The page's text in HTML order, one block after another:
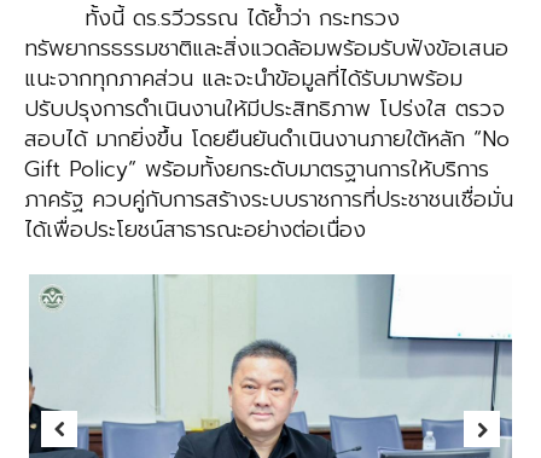
ทั้งนี้ ดร.รวีวรรณ ได้ย้ำว่า กระทรวง
ทรัพยากรธรรมชาติและสิ่งแวดล้อมพร้อมรับฟังข้อเสนอ
แนะจากทุกภาคส่วน และจะนำข้อมูลที่ได้รับมาพร้อม
ปรับปรุงการดำเนินงานให้มีประสิทธิภาพ โปร่งใส ตรวจ
สอบได้ มากยิ่งขึ้น โดยยืนยันดำเนินงานภายใต้หลัก “No
Gift Policy” พร้อมทั้งยกระดับมาตรฐานการให้บริการ
ภาครัฐ ควบคู่กับการสร้างระบบราชการที่ประชาชนเชื่อมั่น
ได้เพื่อประโยชน์สาธารณะอย่างต่อเนื่อง